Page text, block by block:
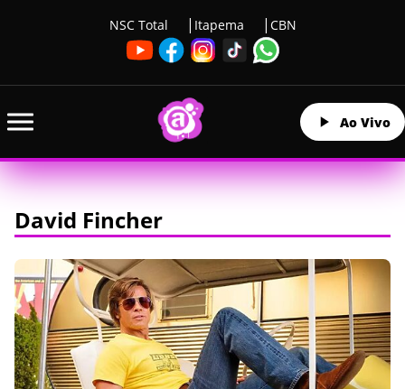
NSC Total Itapema CBN
Ao Vivo
David Fincher